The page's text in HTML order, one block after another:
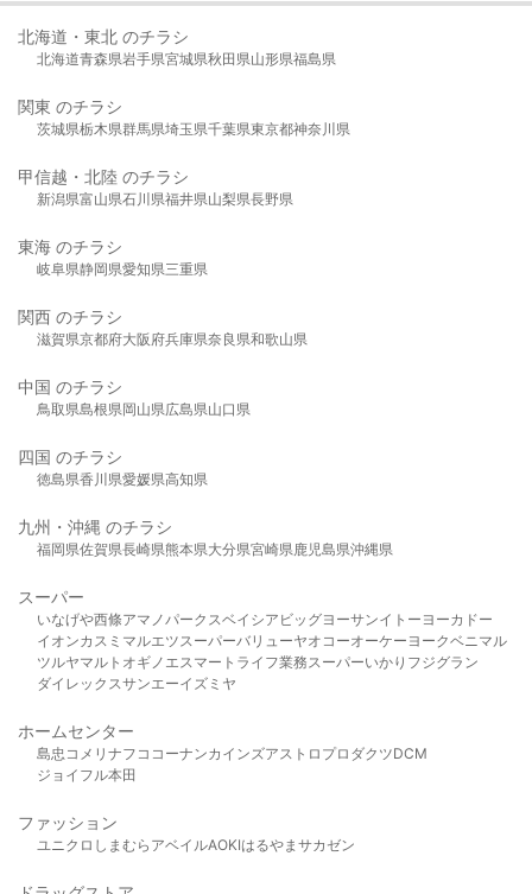
北海道・東北 のチラシ
北海道青森県岩手県宮城県秋田県山形県福島県
関東 のチラシ
茨城県栃木県群馬県埼玉県千葉県東京都神奈川県
甲信越・北陸 のチラシ
新潟県富山県石川県福井県山梨県長野県
東海 のチラシ
岐阜県静岡県愛知県三重県
関西 のチラシ
滋賀県京都府大阪府兵庫県奈良県和歌山県
中国 のチラシ
鳥取県島根県岡山県広島県山口県
四国 のチラシ
徳島県香川県愛媛県高知県
九州・沖縄 のチラシ
福岡県佐賀県長崎県熊本県大分県宮崎県鹿児島県沖縄県
スーパー
いなげや西條アマノパークスベイシア ビッグヨーサンイトーヨーカドー
イオンカスミ マルエツスーパーバリューヤオコーオーケー ヨークベニマル
ツルヤマルト オギノ エスマート ライフ業務スーパーいかり フジグラン
ダイレックスサンエーイズミヤ
ホームセンター
島忠 コメリ ナフコ コーナンカインズアストロプロダクツDCM
ジョイフル本田
ファッション
ユニクロ しまむら アベイルAOKIはるやま サカゼン